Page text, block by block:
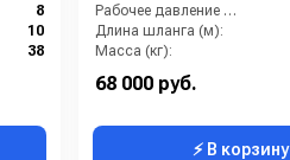
8
10
38
Рабочее давление (бар):
Длина шланга (м):
Масса (кг):
68 000 руб.
⚡ В корзину